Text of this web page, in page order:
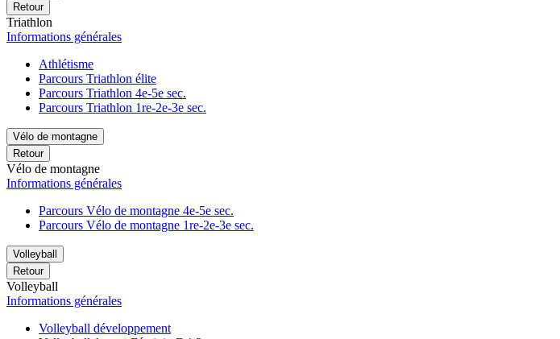
Retour
Triathlon
Informations générales
Athlétisme
Parcours Triathlon élite
Parcours Triathlon 4e-5e sec.
Parcours Triathlon 1re-2e-3e sec.
Vélo de montagne
Retour
Vélo de montagne
Informations générales
Parcours Vélo de montagne 4e-5e sec.
Parcours Vélo de montagne 1re-2e-3e sec.
Volleyball
Retour
Volleyball
Informations générales
Volleyball développement